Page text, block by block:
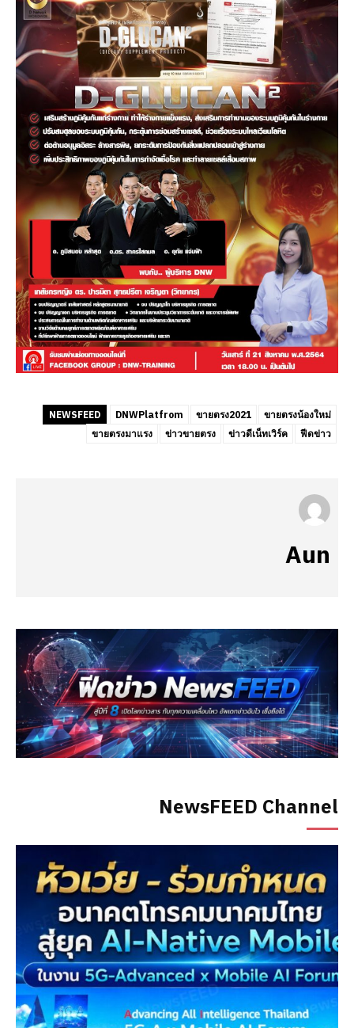
NewsFEED Channel
NEWSFEED DNWPlatfrom ขายตรง2021
ขายตรงน้องใหม่
ขายตรงมาแรง
ข่าวขายตรง ข่าวดีเน็ทเวิร์ค ฟีดข่าว
Aun